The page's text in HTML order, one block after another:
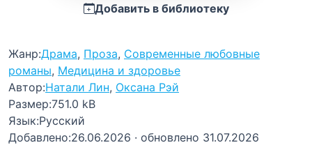
Добавить в библиотеку
Жанр:Драма, Проза, Современные любовные
романы, Медицина и здоровье
Автор:Натали Лин, Оксана Рэй
Размер:751.0 kB
Язык:Русский
Добавлено:26.06.2026 · обновлено 31.07.2026